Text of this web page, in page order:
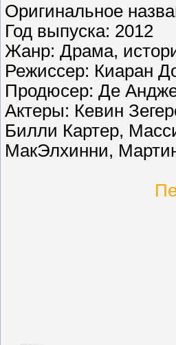
Оригинальное
Год выпуска: 2012
Жанр: Драма,
Режиссер: Киаран
Продюсер: Де
Актеры: Кевин
Билли Картер,
МакЭлхинни,